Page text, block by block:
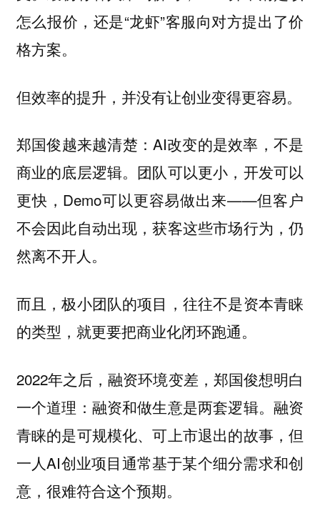
怎么报价，还是“龙虾”客服向对方提出了价
格方案。
但效率的提升，并没有让创业变得更容易。
郑国俊越来越清楚：AI改变的是效率，不是
商业的底层逻辑。团队可以更小，开发可以
更快，Demo可以更容易做出来——但客户
不会因此自动出现，获客这些市场行为，仍
然离不开人。
而且，极小团队的项目，往往不是资本青睐
的类型，就更要把商业化闭环跑通。
2022年之后，融资环境变差，郑国俊想明白
一个道理：融资和做生意是两套逻辑。融资
青睐的是可规模化、可上市退出的故事，但
一人AI创业项目通常基于某个细分需求和创
意，很难符合这个预期。